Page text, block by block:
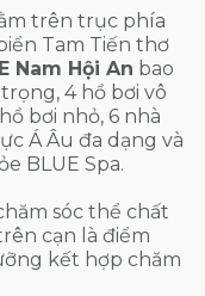
trên trục phía
Tam Tiến thơ
Nam Hội An bao
4 hồ bơi vô
bơi nhỏ, 6 nhà
Á Âu đa dạng và
BLUE Spa.
sóc thể chất
cạn là điểm
kết hợp chăm